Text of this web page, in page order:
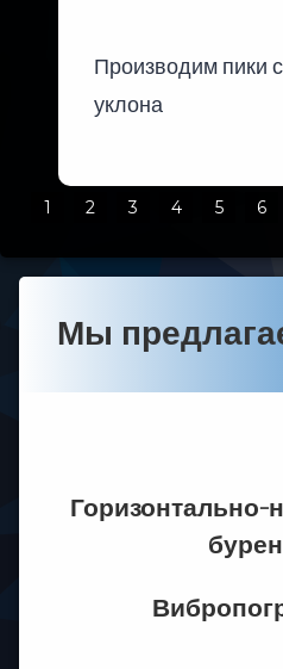
Производим пики
уклона
1 2 3 4 5 6
Мы
Горизонтально-